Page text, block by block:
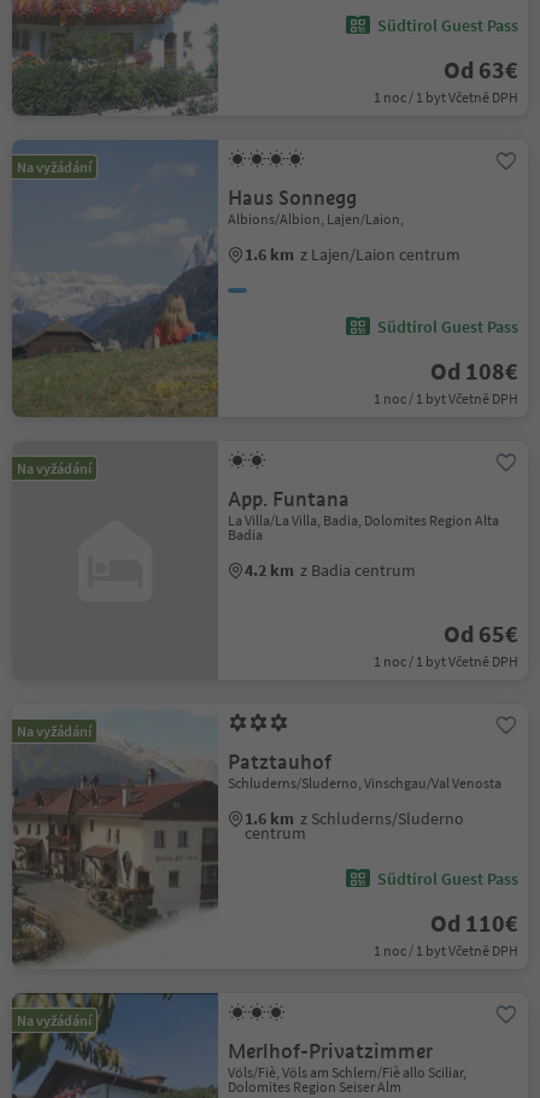
Südtirol Guest Pass
Od 63€
1 noc / 1 byt Včetně DPH
Na vyžádání
Haus Sonnegg
Albions/Albion, Lajen/Laion,
1.6 km z Lajen/Laion centrum
Südtirol Guest Pass
Od 108€
1 noc / 1 byt Včetně DPH
Na vyžádání
App. Funtana
La Villa/La Villa, Badia, Dolomites Region Alta
Badia
4.2 km z Badia centrum
Od 65€
1 noc / 1 byt Včetně DPH
Na vyžádání
Patztauhof
Schluderns/Sluderno, Vinschgau/Val Venosta
1.6 km z Schluderns/Sluderno
centrum
Südtirol Guest Pass
Od 110€
1 noc / 1 byt Včetně DPH
Na vyžádání
Merlhof-Privatzimmer
Völs/Fiè, Völs am Schlern/Fiè allo Sciliar,
Dolomites Region Seiser Alm